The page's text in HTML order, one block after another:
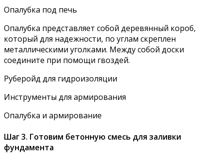
Опалубка под печь
Опалубка представляет собой деревянный короб,
который для надежности, по углам скреплен
металлическими уголками. Между собой доски
соедините при помощи гвоздей.
Руберойд для гидроизоляции
Инструменты для армирования
Опалубка и армирование
Шаг 3. Готовим бетонную смесь для заливки
фундамента